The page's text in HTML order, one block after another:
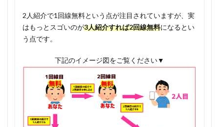
す！✨
1.7.2
特典受
用公式
2人紹介で1回線無料という点が注目されていますが、実
はもっとスゴいのが3人紹介すれば2回線無料になるとい
う点です。
下記のイメージ図をご覧ください▼